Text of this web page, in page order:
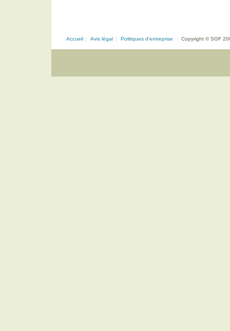
Accueil | Avis légal | Politiques d'entreprise | Copyright © SGF